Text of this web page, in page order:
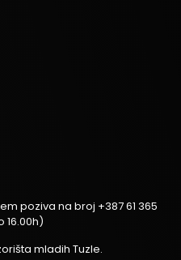
poziva na broj +387 61 365
16.00h)
mladih Tuzle.